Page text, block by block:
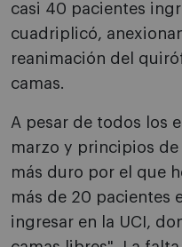
casi 40 pacientes
cuadriplicó,
reanimación del
camas.
A pesar de todos los
marzo y principios
más duro por el que
más de 20 pacientes
ingresar en la UCI,